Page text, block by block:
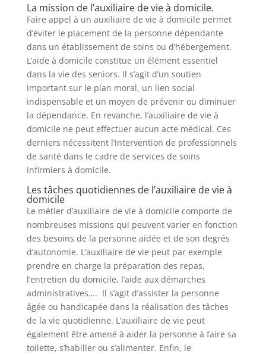
La mission de l’auxiliaire de vie à domicile.
Faire appel à un auxiliaire de vie à domicile permet
d’éviter le placement de la personne dépendante
dans un établissement de soins ou d’hébergement.
L’aide à domicile constitue un élément essentiel
dans la vie des seniors. Il s’agit d’un soutien
important sur le plan moral, un lien social
indispensable et un moyen de prévenir ou diminuer
la dépendance. En revanche, l’auxiliaire de vie à
domicile ne peut effectuer aucun acte médical. Ces
derniers nécessitent l’intervention de professionnels
de santé dans le cadre de services de soins
infirmiers à domicile.
Les tâches quotidiennes de l’auxiliaire de vie à
domicile
Le métier d’auxiliaire de vie à domicile comporte de
nombreuses missions qui peuvent varier en fonction
des besoins de la personne aidée et de son degrés
d’autonomie. L’auxiliaire de vie peut par exemple
prendre en charge la préparation des repas,
l’entretien du domicile, l’aide aux démarches
administratives…. Il s’agit d’assister la personne
âgée ou handicapée dans la réalisation des tâches
de la vie quotidienne. L’auxiliaire de vie peut
également être amené à aider la personne à faire sa
toilette, s’habiller ou s’alimenter. Enfin, le